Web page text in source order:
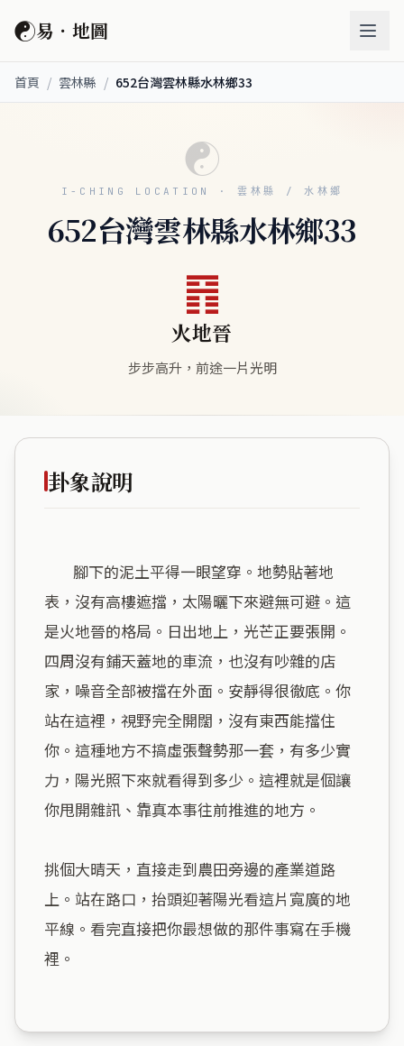
☯易．地圖
首頁 / 雲林縣 / 652台灣雲林縣水林鄉33
☯
I-CHING LOCATION · 雲林縣 / 水林鄉
652台灣雲林縣水林鄉33
䷢
火地晉
步步高升，前途一片光明
卦象說明
表，沒有高樓遮擋，太陽曬下來避無可避。這
是火地晉的格局。日出地上，光芒正要張開。
四周沒有鋪天蓋地的車流，也沒有吵雜的店
家，噪音全部被擋在外面。安靜得很徹底。你
站在這裡，視野完全開闊，沒有東西能擋住
你。這種地方不搞虛張聲勢那一套，有多少實
力，陽光照下來就看得到多少。這裡就是個讓
你甩開雜訊、靠真本事往前推進的地方。
挑個大晴天，直接走到農田旁邊的產業道路
上。站在路口，抬頭迎著陽光看這片寬廣的地
平線。看完直接把你最想做的那件事寫在手機
裡。